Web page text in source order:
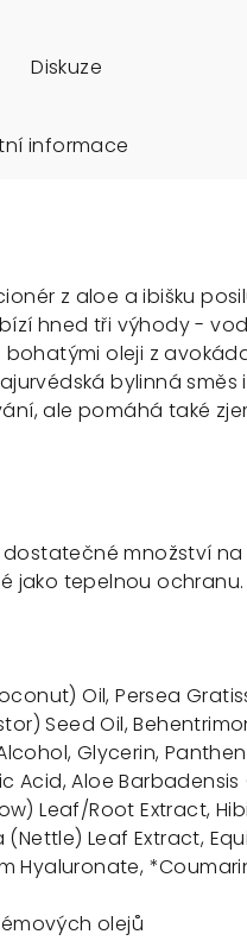
Diskuze
informace
z aloe a ibišku
hned tři výhody -
oleji z
bylinná směs
ale pomáhá také
množství na
jako tepelnou ochranu.
Oil, Persea
Seed Oil,
Glycerin,
Acid, Aloe Barbadensis
Leaf/Root Extract,
Leaf Extract,
Hyaluronate,
olejů